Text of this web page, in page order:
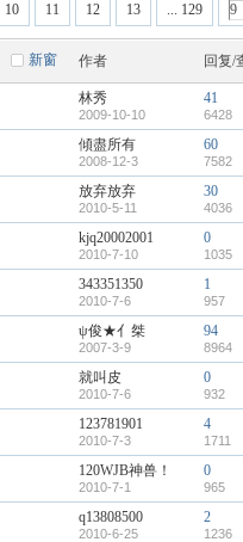
10 11 12 13 ... 129
新窗 作者 回复/
林秀
2009-10-10
41
6428
傾盡所有
2008-12-3
60
7582
放弃放弃
2010-5-11
30
4036
kjq20002001
2010-7-10
0
1035
343351350
2010-7-6
1
957
ψ俊★亻桀
2007-3-9
94
8964
就叫皮
2010-7-6
0
932
123781901
2010-7-3
4
1711
120WJB神兽！
2010-7-1
0
965
q13808500
2010-6-25
2
1236